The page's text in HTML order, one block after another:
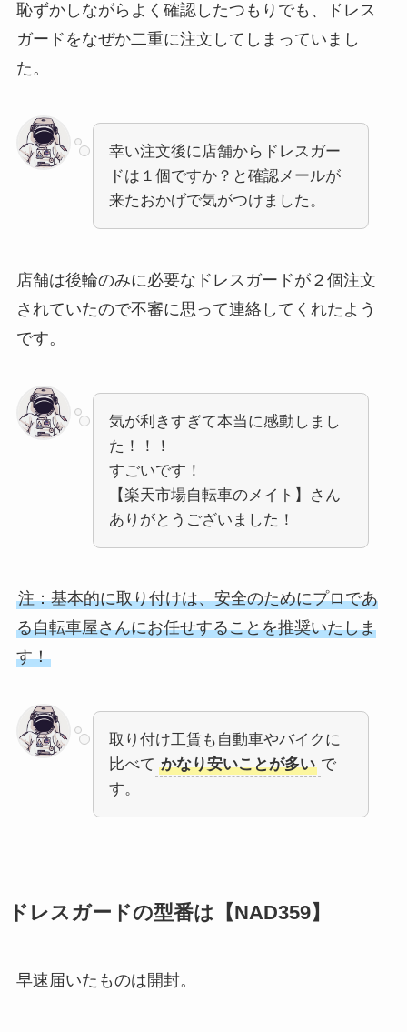
恥ずかしながらよく確認したつもりでも、ドレス
ガードをなぜか二重に注文してしまっていまし
た。
幸い注文後に店舗からドレスガー
ドは１個ですか？と確認メールが
来たおかげで気がつけました。
店舗は後輪のみに必要なドレスガードが２個注文
されていたので不審に思って連絡してくれたよう
です。
気が利きすぎて本当に感動しまし
た！！！
すごいです！
【楽天市場自転車のメイト】さん
ありがとうございました！
注：基本的に取り付けは、安全のためにプロであ
る自転車屋さんにお任せすることを推奨いたしま
す！
取り付け工賃も自動車やバイクに
比べて かなり安いことが多い で
す。
ドレスガードの型番は【NAD359】
早速届いたものは開封。